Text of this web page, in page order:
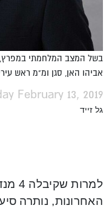
בשל המצב המלחמתי במפרץ,
אביהו האן, סגן ומ"מ ראש
February 13, 2019
גל זייד
האחרונות, נותרה